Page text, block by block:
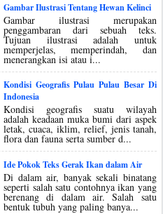
Gambar Ilustrasi Tentang Hewan Kelinci
Gambar ilustrasi merupakan
penggambaran dari sebuah teks.
Tujuan ilustrasi adalah untuk
memperjelas, memperindah, dan
menerangkan isi atau i...
Kondisi Geografis Pulau Pulau Besar Di
Indonesia
Kondisi geografis suatu wilayah
adalah keadaan muka bumi dari aspek
letak, cuaca, iklim, relief, jenis tanah,
flora dan fauna serta sumber d...
Ide Pokok Teks Gerak Ikan dalam Air
Di dalam air, banyak sekali binatang
seperti salah satu contohnya ikan yang
berenang di dalam air. Salah satu
bentuk tubuh yang paling banya...